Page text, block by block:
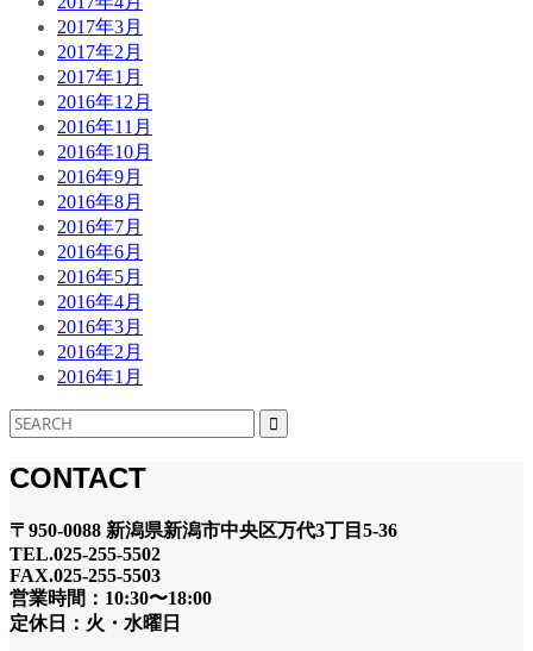
2017年3月
2017年2月
2017年1月
2016年12月
2016年11月
2016年10月
2016年9月
2016年8月
2016年7月
2016年6月
2016年5月
2016年4月
2016年3月
2016年2月
2016年1月
CONTACT
〒950-0088 新潟県新潟市中央区万代3丁目5-36
TEL.025-255-5502
FAX.025-255-5503
営業時間：10:30〜18:00
定休日：火・水曜日